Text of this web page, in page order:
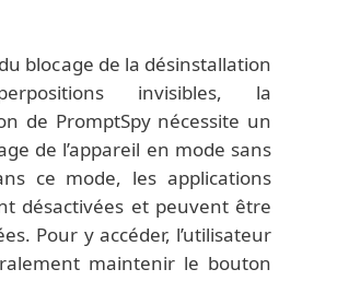
blocage de la désinstallation
invisibles, la
de PromptSpy nécessite un
de l’appareil en mode sans
ce mode, les applications
désactivées et peuvent être
Pour y accéder, l’utilisateur
maintenir le bouton